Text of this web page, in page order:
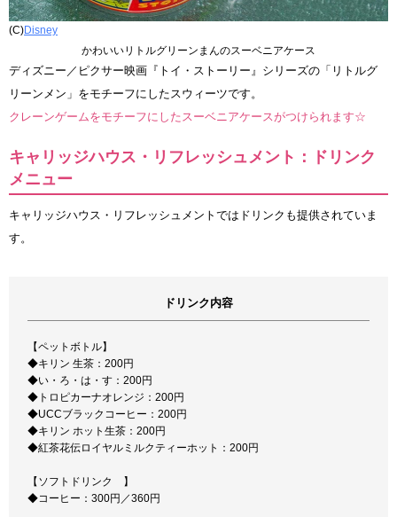
(C)Disney
かわいいリトルグリーンまんのスーベニアケース
ディズニー／ピクサー映画『トイ・ストーリー』シリーズの「リトルグ
リーンメン」をモチーフにしたスウィーツです。
クレーンゲームをモチーフにしたスーベニアケースがつけられます☆
キャリッジハウス・リフレッシュメント：ドリンク
メニュー
キャリッジハウス・リフレッシュメントではドリンクも提供されていま
す。
ドリンク内容
【ペットボトル】
◆キリン 生茶：200円
◆い・ろ・は・す：200円
◆トロピカーナオレンジ：200円
◆UCCブラックコーヒー：200円
◆キリン ホット生茶：200円
◆紅茶花伝ロイヤルミルクティーホット：200円
【ソフトドリンク 】
◆コーヒー：300円／360円